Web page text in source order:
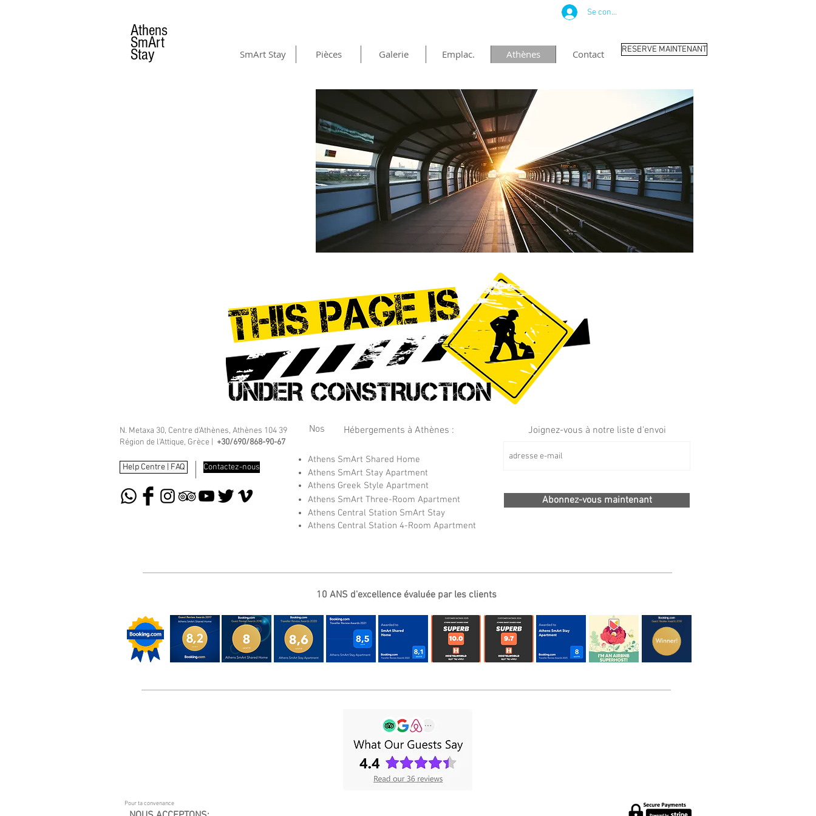
Se connecter
SmArt Stay Pièces Galerie Emplac. Athènes Contact RESERVE MAINTENANT
Athens
SmArt
Stay
N. Metaxa 30, Centre d'Athènes, Athènes 104 39
Région de l'Attique, Grèce |
+30/690/868-90-67
Help Centre | FAQ Contactez-nous
Hébergements à Athènes :
Nos
Athens SmArt Shared Home
Athens SmArt Stay Apartment
Athens Greek Style Apartment
Athens SmArt Three-Room Apartment
Athens Central Station SmArt Stay
Athens Central Station 4-Room Apartment
Joignez-vous à notre liste d'envoi
Abonnez-vous maintenant
10 ANS d'excellence évaluée par les clients
Pour ta convenance